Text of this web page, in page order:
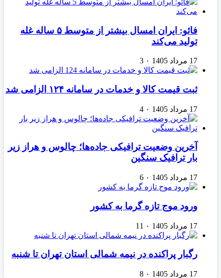
فائو: ایران امسال بیشتر از متوسط ۵ ساله غله
تولید می‌کند
17 مرداد 1405 ۰ 3
ثبت قیمت کالا و خدمات در سامانه ۱۲۴ الزامی شد
17 مرداد 1405 ۰ 4
آخرین وضعیت ترافیکی جاده‌ها؛ چالوس و هراز زیر
بار ترافیک سنگین
17 مرداد 1405 ۰ 6
ورود موج تازه گرما به کشور
17 مرداد 1405 ۰ 11
رگبار پراکنده در نیمه شمالی استان تهران تا شنبه
17 مرداد 1405 ۰ 8